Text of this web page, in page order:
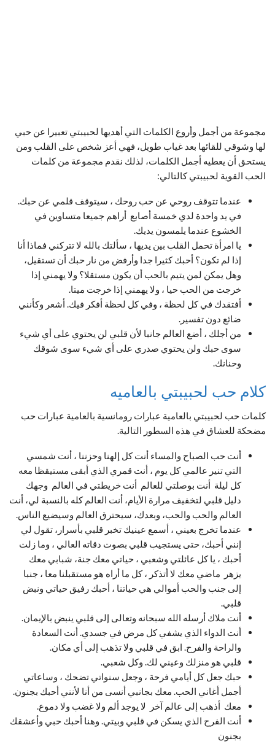
مجموعة من أجمل وأروع الكلمات التي أهديها لحبيبتي تعبيرا عن حبي
لها وشوقي للقائها بعد غياب طويل، فهي أعز شخص على القلب ومن
يستحق أن يعطيه أجمل الكلمات، لذلك نقدم مجموعة من كلمات
الحب القوية لحبيبتي كالتالي:
عندما تتوقف روحي عن حب روحك ، سيتوقف قلمي عن حبك.
في يد واحدة لدي خمسة أصابع أراهم جميعا متساوين في
الخشوع عندما يلمسون يديك.
يا امرأة تحمل القلب بين يديها ، سألتك بالله لا تتركني فماذا أنا
إذا لم تكون؟ أحبك كثيرا جدا وأرفض من نار حبك أن تستقيل،
وهل يمكن لمن يتيم بالحب أن يكون مستقلا؟ ولا يهمني إذا
خرجت من الحب حيا ، ولا يهمني إذا خرجت ميتا.
أفتقدك في كل لحظة ، وفي كل لحظة أفكر فيك. أشعر وكأنني
ضائع دون تفسير.
من أجلك ، أضع العالم جانبا لأن قلبي لن يحتوي على أي شيء
سوى حبك ولن يحتوي صدري على أي شيء سوى شوقك
وحنانك.
كلام حب لحبيبتي بالعاميه
كلمات حب لحبيبتي بالعامية عبارات رومانسية بالعامية عبارات حب
مضحكة للعشاق في هذه السطور التالية.
أنت حب الصباح والمساء أنت كل إلهنا وحزننا ، أنت شمسي
التي تنير عالمي كل يوم ، أنت قمري الذي أبقى مستيقظا معه
كل ليلة أنت بوصلتي للعالم أنت خريطتي في العالم وجهك
دليل قلبي لتخفيف مرارة الأيام، أنت العالم كله بالنسبة لي، أنت
العالم والحب والحب، وبعدك، سيحترق العالم وسيضيع الناس.
عندما تخرج بعيني ، أسمع عينيك تخبر قلبي بأسرار، تقول لي
إنني أحبك، حتى يستجيب قلبي بصوت دقاته العالي ، وما زلت
أحبك ، يا كل عائلتي وشعبي ، حياتي معك جنة، شبابي معك
يزهر ماضي معك لا أتذكر ، كل ما أراه هو مستقبلنا معا ، جنبا
إلى جنب والحب أموالي هي حياتنا ، أحبك رفيق حياتي ونبض
قلبي.
أنت ملاك أرسله الله سبحانه وتعالى إلى قلبي ينبض بالإيمان.
أنت الدواء الذي يشفي كل مرض في جسدي. أنت السعادة
والراحة والفرح. ابق في قلبي ولا تذهب إلى أي مكان.
قلبي هو منزلك وعيني لك. وكل شعبي.
حبك جعل كل أيامي فرحة ، وجعل سنواتي تضحك ، وساعاتي
أجمل أغاني الحب. معك بجانبي أنسى من أنا لأنني أحبك بجنون.
معك أذهب إلى عالم آخر لا يوجد ألم ولا غضب ولا دموع.
أنت الفرح الذي يسكن في قلبي وبيتي. وهنا أحبك حبي وأعشقك
بجنون